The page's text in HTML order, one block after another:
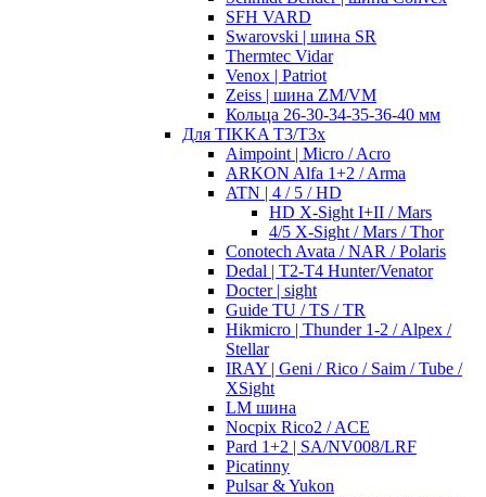
SFH VARD
Swarovski | шина SR
Thermtec Vidar
Venox | Patriot
Zeiss | шина ZM/VM
Кольца 26-30-34-35-36-40 мм
Для TIKKA T3/T3x
Aimpoint | Micro / Acro
ARKON Alfa 1+2 / Arma
ATN | 4 / 5 / HD
HD X-Sight I+II / Mars
4/5 X-Sight / Mars / Thor
Conotech Avata / NAR / Polaris
Dedal | T2-T4 Hunter/Venator
Docter | sight
Guide TU / TS / TR
Hikmicro | Thunder 1-2 / Alpex /
Stellar
IRAY | Geni / Rico / Saim / Tube /
XSight
LM шина
Nocpix Rico2 / ACE
Pard 1+2 | SA/NV008/LRF
Picatinny
Pulsar & Yukon